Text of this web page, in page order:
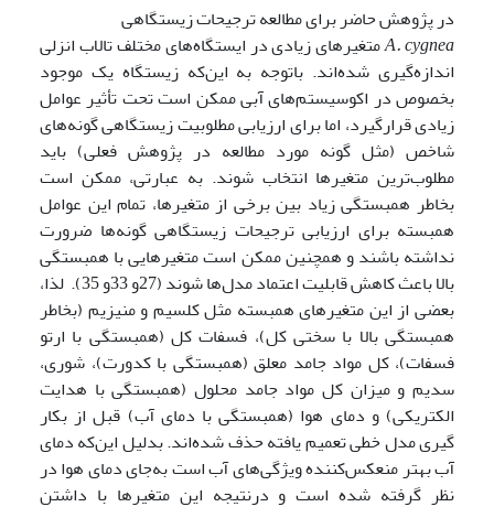
در پژوهش حاضر برای مطالعه ترجیحات زیستگاهی
A.cygnea متغیرهای زیادی در ایستگاه‌های مختلف تالاب انزلی
اندازه‌گیری شده‌اند. باتوجه به این‌که زیستگاه یک موجود
بخصوص در اکوسیستم‌های آبی ممکن است تحت تأثیر عوامل
زیادی قرارگیرد، اما برای ارزیابی مطلوبیت زیستگاهی گونه‌های
شاخص (مثل گونه مورد مطالعه در پژوهش فعلی) باید
مطلوب‌ترین متغیرها انتخاب شوند. به عبارتی، ممکن است
بخاطر همبستگی زیاد بین برخی از متغیرها، تمام این عوامل
همبسته برای ارزیابی ترجیحات زیستگاهی گونه‌ها ضرورت
نداشته باشند و همچنین ممکن است متغیرهایی با همبستگی
بالا باعث کاهش قابلیت اعتماد مدل‌ها شوند (27و 33و 35). لذا،
بعضی از این متغیرهای همبسته مثل کلسیم و منیزیم (بخاطر
همبستگی بالا با سختی کل)، فسفات کل (همبستگی با ارتو
فسفات)، کل مواد جامد معلق (همبستگی با کدورت)، شوری،
سدیم و میزان کل مواد جامد محلول (همبستگی با هدایت
الکتریکی) و دمای هوا (همبستگی با دمای آب) قبل از بکار
گیری مدل خطی تعمیم یافته حذف شده‌اند. بدلیل این‌که دمای
آب بهتر منعکس‌کننده ویژگی‌های آب است به‌جای دمای هوا در
نظر گرفته شده است و درنتیجه این متغیرها با داشتن